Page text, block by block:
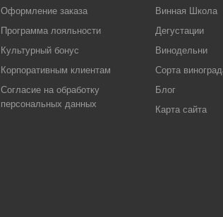
Оформление заказа
Программа лояльности
Культурный бонус
Корпоративным клиентам
Согласие на обработку
персональных данных
Винная Школа
Дегустации
Винодельни
Сорта
Блог
Карта сайта